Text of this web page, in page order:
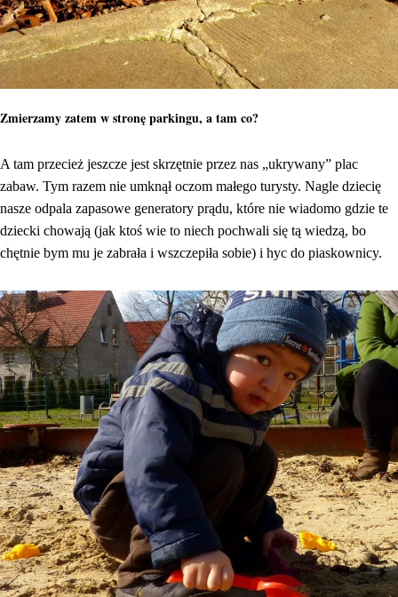
Zmierzamy zatem w stronę parkingu, a tam co?
A tam przecież jeszcze jest skrzętnie przez nas „ukrywany” plac
zabaw. Tym razem nie umknął oczom małego turysty. Nagle dziecię
nasze odpala zapasowe generatory prądu, które nie wiadomo gdzie te
dziecki chowają (jak ktoś wie to niech pochwali się tą wiedzą, bo
chętnie bym mu je zabrała i wszczepiła sobie) i hyc do piaskownicy.